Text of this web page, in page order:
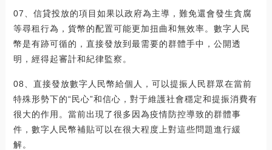
07、信貸投放的項目如果以政府為主導，難免還會發生貪腐
等尋租行為，貨幣的配置可能更加扭曲和無效率。數字人民
幣是有跡可循的，直接發放到最需要的群體手中，公開透
明，經得起審計和紀律監察。
08、直接發放數字人民幣給個人，可以提振人民群眾在當前
特殊形勢下的“民心”和信心，對于維護社會穩定和提振消費有
很大的作用。當前出現了很多因為疫情防控導致的群體事
件，數字人民幣補貼可以在很大程度上對這些問題進行緩
解。